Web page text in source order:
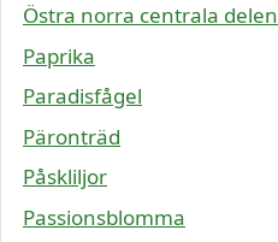
Östra norra centrala delen
Paprika
Paradisfågel
Päronträd
Påskliljor
Passionsblomma